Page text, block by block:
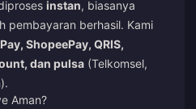
instan, biasanya
pembayaran berhasil. Kami
ShopeePay, QRIS,
dan pulsa (Telkomsel,
Aman?